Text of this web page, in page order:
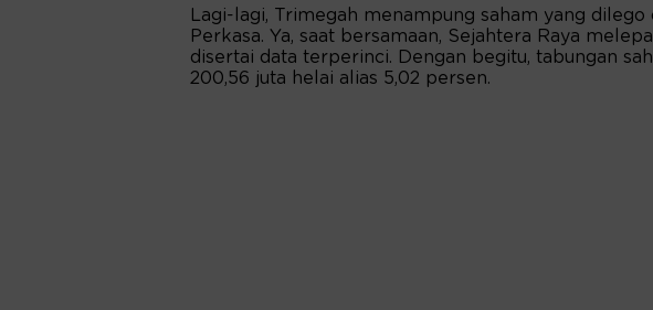
Lagi-lagi, Trimegah menampung saham yang dilego
Perkasa. Ya, saat bersamaan, Sejahtera Raya
disertai data terperinci. Dengan begitu, tabungan
200,56 juta helai alias 5,02 persen.